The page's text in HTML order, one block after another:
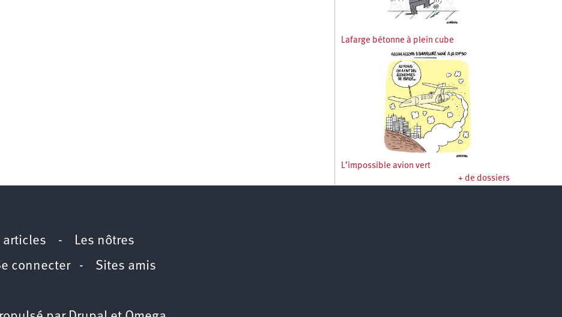
Lafarge bétonne à plein cube
L’impossible avion vert
+ de dossiers
articles - Les nôtres
connecter- Sites amis